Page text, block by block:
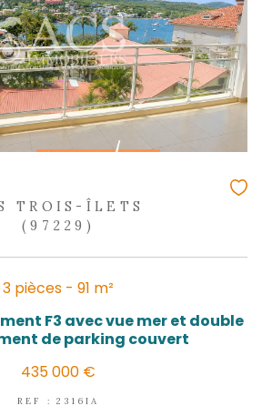
LES TROIS-ÎLETS